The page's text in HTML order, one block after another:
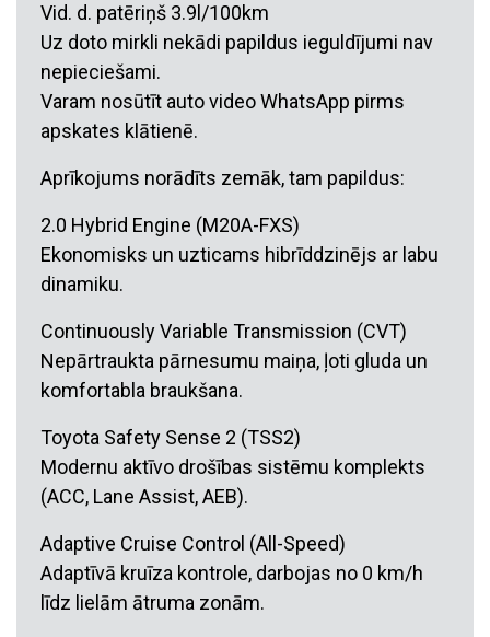
Vid. d. patēriņš 3.9l/100km
Uz doto mirkli nekādi papildus ieguldījumi nav
nepieciešami.
Varam nosūtīt auto video WhatsApp pirms
apskates klātienē.
Aprīkojums norādīts zemāk, tam papildus:
2.0 Hybrid Engine (M20A-FXS)
Ekonomisks un uzticams hibrīddzinējs ar labu
dinamiku.
Continuously Variable Transmission (CVT)
Nepārtraukta pārnesumu maiņa, ļoti gluda un
komfortabla braukšana.
Toyota Safety Sense 2 (TSS2)
Modernu aktīvo drošības sistēmu komplekts
(ACC, Lane Assist, AEB).
Adaptive Cruise Control (All-Speed)
Adaptīvā kruīza kontrole, darbojas no 0 km/h
līdz lielām ātruma zonām.